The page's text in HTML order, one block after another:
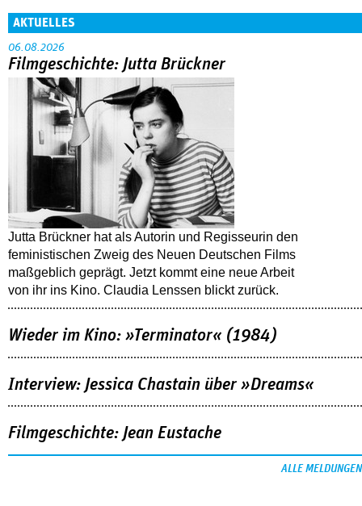
AKTUELLES
06.08.2026
Filmgeschichte: Jutta Brückner
Jutta Brückner hat als Autorin und Regisseurin den
feministischen Zweig des Neuen Deutschen Films
maßgeblich geprägt. Jetzt kommt eine neue Arbeit
von ihr ins Kino. Claudia Lenssen blickt zurück.
Wieder im Kino: »Terminator« (1984)
Interview: Jessica Chastain über »Dreams«
Filmgeschichte: Jean Eustache
ALLE MELDUNGEN